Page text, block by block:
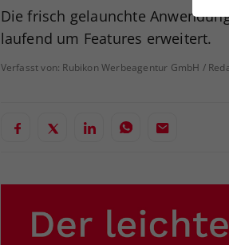
Die frisch gelaunchte
laufend um Features erweitert.
Verfasst von: Rubikon Werbeagentur GmbH /